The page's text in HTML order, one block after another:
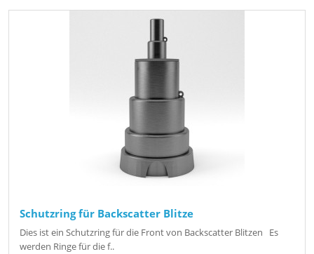
Schutzring für Backscatter Blitze
Dies ist ein Schutzring für die Front von Backscatter Blitzen Es
werden Ringe für die f..